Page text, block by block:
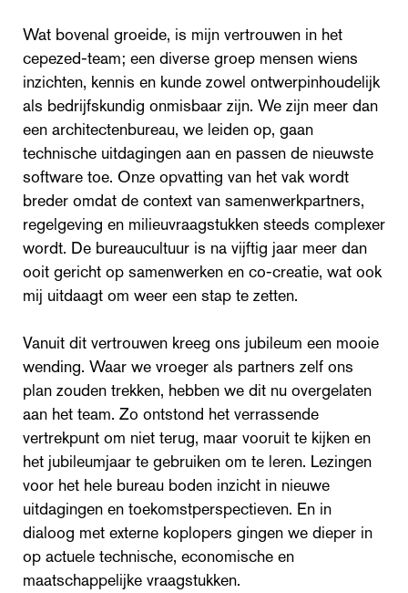
Wat bovenal groeide, is mijn vertrouwen in het
cepezed-team; een diverse groep mensen wiens
inzichten, kennis en kunde zowel ontwerpinhoudelijk
als bedrijfskundig onmisbaar zijn. We zijn meer dan
een architectenbureau, we leiden op, gaan
technische uitdagingen aan en passen de nieuwste
software toe. Onze opvatting van het vak wordt
breder omdat de context van samenwerkpartners,
regelgeving en milieuvraagstukken steeds complexer
wordt. De bureaucultuur is na vijftig jaar meer dan
ooit gericht op samenwerken en co-creatie, wat ook
mij uitdaagt om weer een stap te zetten.
Vanuit dit vertrouwen kreeg ons jubileum een mooie
wending. Waar we vroeger als partners zelf ons
plan zouden trekken, hebben we dit nu overgelaten
aan het team. Zo ontstond het verrassende
vertrekpunt om niet terug, maar vooruit te kijken en
het jubileumjaar te gebruiken om te leren. Lezingen
voor het hele bureau boden inzicht in nieuwe
uitdagingen en toekomstperspectieven. En in
dialoog met externe koplopers gingen we dieper in
op actuele technische, economische en
maatschappelijke vraagstukken.